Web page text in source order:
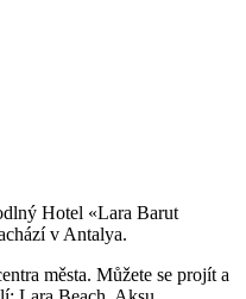
Hotel «Lara Barut
v Antalya.
města. Můžete se projít a